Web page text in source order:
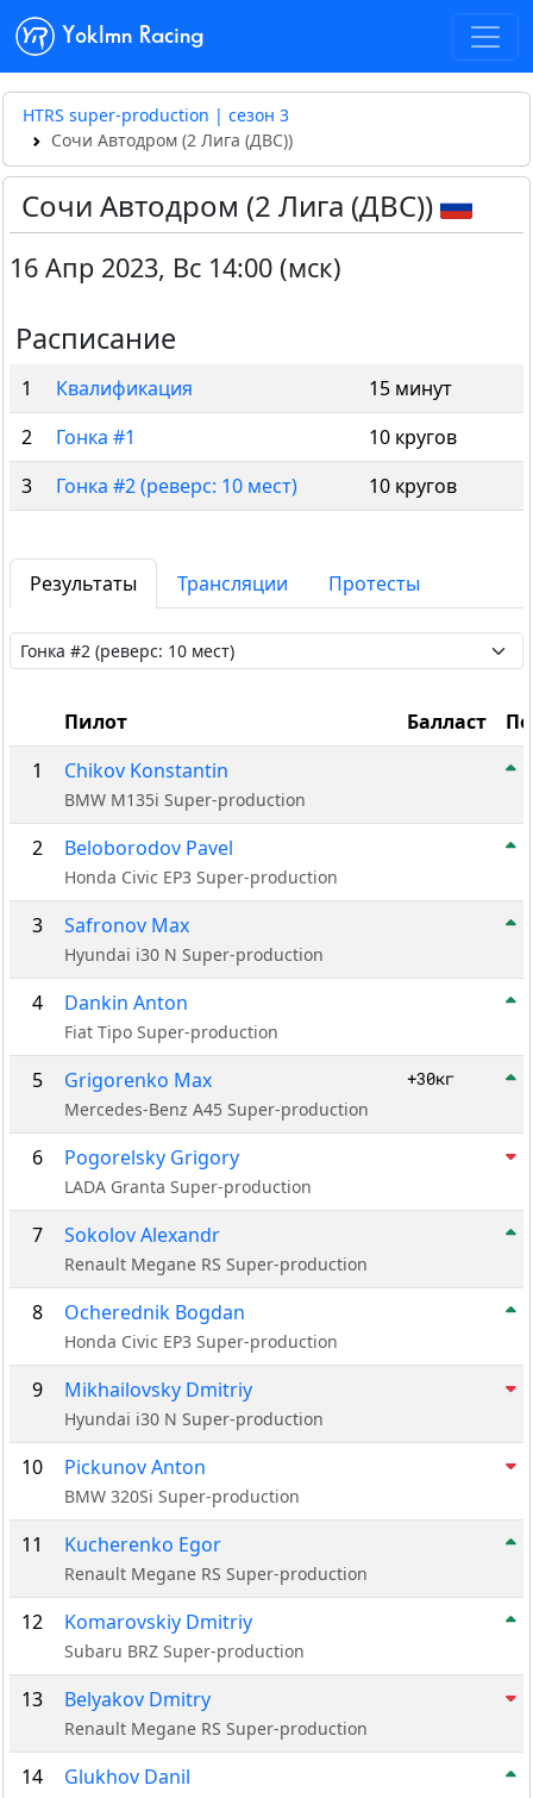
Yoklmn Racing
HTRS super-production | сезон 3
Сочи Автодром (2 Лига (ДВС))
Сочи Автодром (2 Лига (ДВС))
16 Апр 2023, Вс 14:00 (мск)
Расписание
1 Квалификация
15 минут
2
Гонка #1
10 кругов
3
Гонка #2 (реверс: 10 мест) 10 кругов
Результаты Трансляции Протесты
Пилот Балласт
1
Chikov Konstantin
BMW M135i Super-production
2 Beloborodov Pavel
Honda Civic EP3 Super-production
3 Safronov Max
Hyundai i30 N Super-production
4 Dankin Anton
Fiat Tipo Super-production
5 Grigorenko Max
Mercedes-Benz A45 Super-production
+30кг
6 Pogorelsky Grigory
LADA Granta Super-production
7 Sokolov Alexandr
Renault Megane RS Super-production
8 Ocherednik Bogdan
Honda Civic EP3 Super-production
9 Mikhailovsky Dmitriy
Hyundai i30 N Super-production
10 Pickunov Anton
BMW 320Si Super-production
11 Kucherenko Egor
Renault Megane RS Super-production
12 Komarovskiy Dmitriy
Subaru BRZ Super-production
13 Belyakov Dmitry
Renault Megane RS Super-production
14 Glukhov Danil